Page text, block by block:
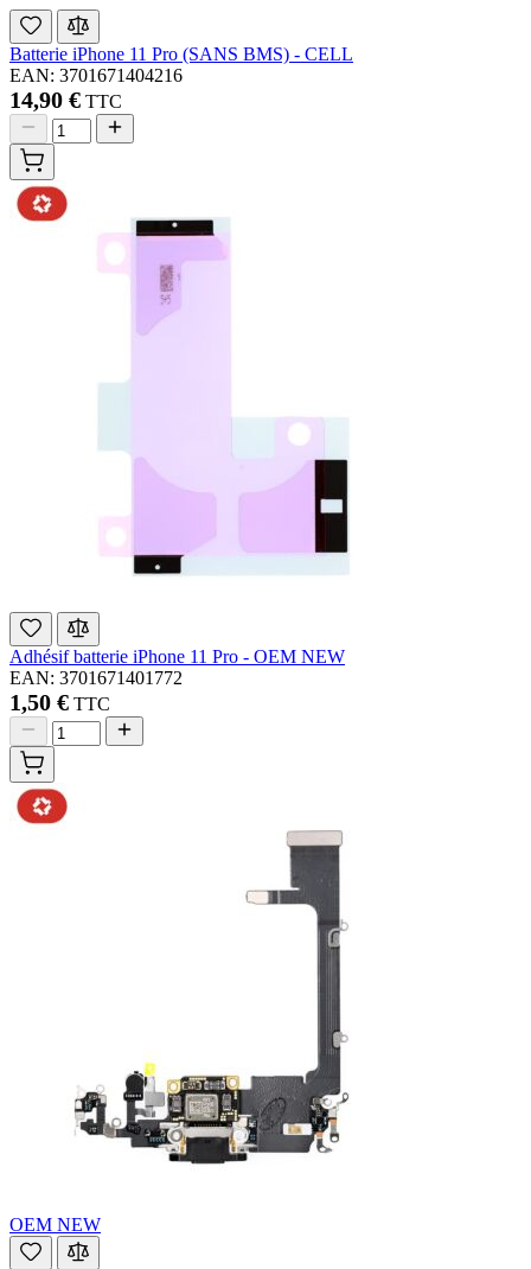
Batterie iPhone 11 Pro (SANS BMS) - CELL
EAN: 3701671404216
14,90 € TTC
Adhésif batterie iPhone 11 Pro - OEM NEW
EAN: 3701671401772
1,50 € TTC
OEM NEW